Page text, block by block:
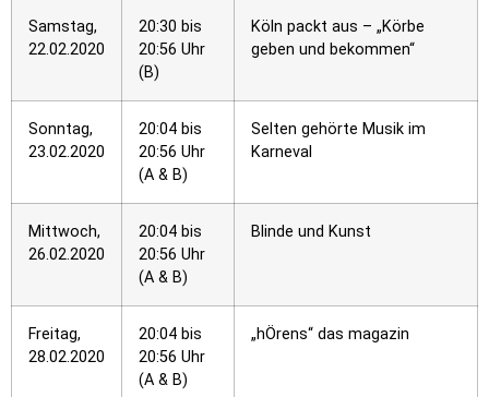
Samstag,
22.02.2020
20:30 bis
20:56 Uhr
(B)
Köln packt aus – „Körbe
geben und bekommen“
Sonntag,
23.02.2020
20:04 bis
20:56 Uhr
(A & B)
Selten gehörte Musik im
Karneval
Mittwoch,
26.02.2020
20:04 bis
20:56 Uhr
(A & B)
Blinde und Kunst
Freitag,
28.02.2020
20:04 bis
20:56 Uhr
(A & B)
„hÖrens“ das magazin